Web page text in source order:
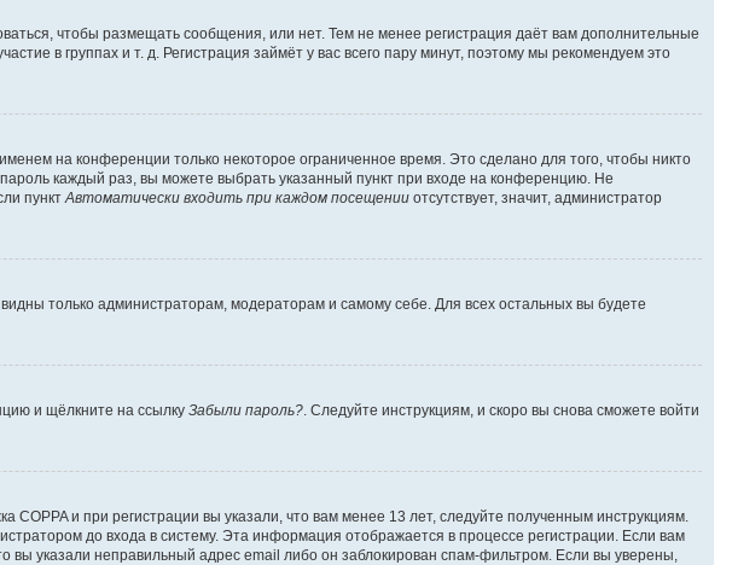
чтобы размещать сообщения, или нет. Тем не менее регистрация даёт вам дополнительные
в группах и т. д. Регистрация займёт у вас всего пару минут, поэтому мы рекомендуем это
на конференции только некоторое ограниченное время. Это сделано для того, чтобы никто
каждый раз, вы можете выбрать указанный пункт при входе на конференцию. Не
пунктАвтоматически входить при каждом посещении отсутствует, значит, администратор
только администраторам, модераторам и самому себе. Для всех остальных вы будете
и щёлкните на ссылку Забыли пароль?. Следуйте инструкциям, и скоро вы снова сможете войти
и при регистрации вы указали, что вам менее 13 лет, следуйте полученным инструкциям.
до входа в систему. Эта информация отображается в процессе регистрации. Если вам
указали неправильный адрес email либо он заблокирован спам-фильтром. Если вы уверены,